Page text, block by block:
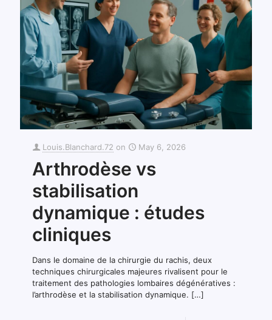
Louis.Blanchard.72 on May 6, 2026
Arthrodèse vs
stabilisation
dynamique : études
cliniques
Dans le domaine de la chirurgie du rachis, deux
techniques chirurgicales majeures rivalisent pour le
traitement des pathologies lombaires dégénératives :
l’arthrodèse et la stabilisation dynamique. […]